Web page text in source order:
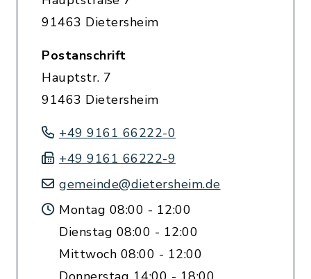
91463 Dietersheim
Postanschrift
Hauptstr. 7
91463 Dietersheim
+49 9161 66222-0
+49 9161 66222-9
gemeinde@dietersheim.de
Montag 08:00 - 12:00
Dienstag 08:00 - 12:00
Mittwoch 08:00 - 12:00